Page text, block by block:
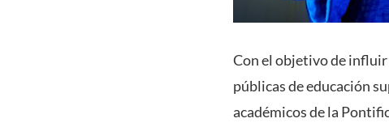
Con el objetivo de influir
públicas de educación
académicos de la